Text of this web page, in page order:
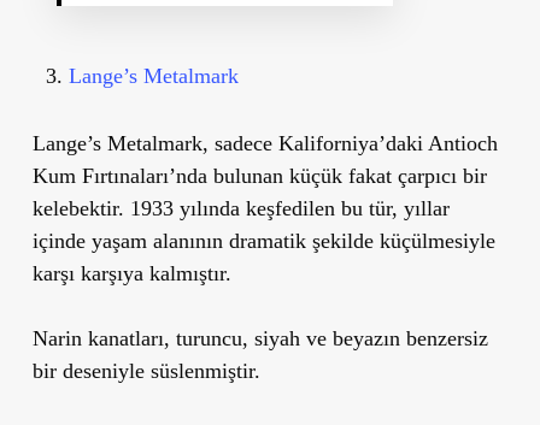
Lange’s Metalmark
Lange’s Metalmark, sadece Kaliforniya’daki Antioch
Kum Fırtınaları’nda bulunan küçük fakat çarpıcı bir
kelebektir. 1933 yılında keşfedilen bu tür, yıllar
içinde yaşam alanının dramatik şekilde küçülmesiyle
karşı karşıya kalmıştır.
Narin kanatları, turuncu, siyah ve beyazın benzersiz
bir deseniyle süslenmiştir.